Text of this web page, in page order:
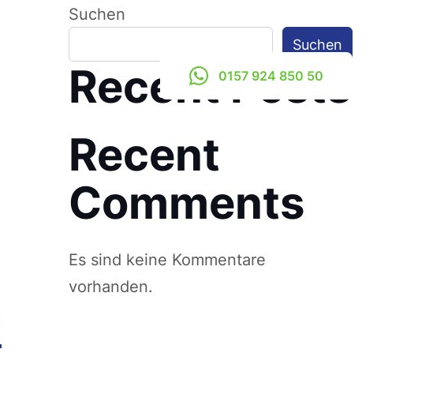
0157 924 850 50
Suchen
Suchen
Recent Posts
Recent
Comments
Es sind keine Kommentare
vorhanden.